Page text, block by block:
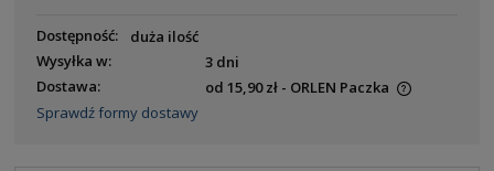
Dostępność:
duża ilość
Wysyłka w:
3 dni
Dostawa:
od 15,90 zł - ORLEN Paczka
Sprawdź formy dostawy